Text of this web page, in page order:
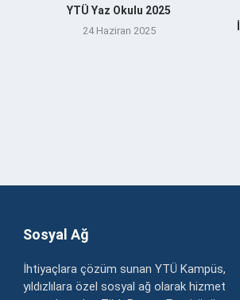
YTÜ Yaz Okulu 2025
24 Haziran 2025
Sosyal Ağ
İhtiyaçlara çözüm sunan YTÜ Kampüs,
yıldızlılara özel sosyal ağ olarak hizmet